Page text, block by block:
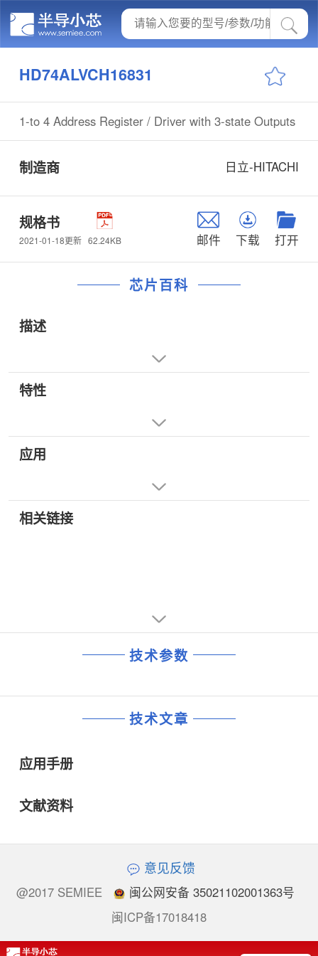
HD74ALVCH16831
1-to 4 Address Register / Driver with 3-state Outputs
制造商 日立-HITACHI
规格书
2021-01-18更新 62.24KB 邮件 下载 打开
芯片百科
描述
特性
应用
相关链接
技术参数
技术文章
应用手册
文献资料
意见反馈
@2017 SEMIEE
闽公网安备 35021102001363号
闽ICP备17018418